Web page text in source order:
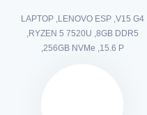
LAPTOP ,LENOVO ESP ,V15 G4
,RYZEN 5 7520U ,8GB DDR5
,256GB NVMe ,15.6 P